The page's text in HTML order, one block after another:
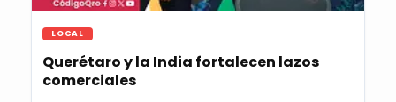
LOCAL
Querétaro y la India fortalecen lazos
comerciales